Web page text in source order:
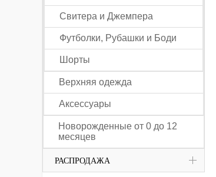
Свитера и Джемпера
Футболки, Рубашки и Боди
Шорты
Верхняя одежда
Аксессуары
Новорожденные от 0 до 12
месяцев
РАСПРОДАЖА